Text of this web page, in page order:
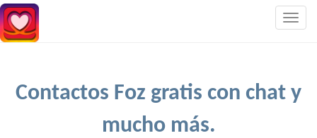
Contactos Foz gratis con chat y
mucho más.